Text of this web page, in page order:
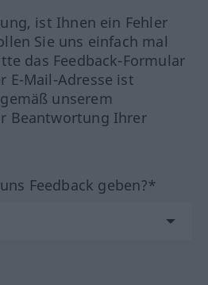
ist Ihnen ein Fehler
Sie uns einfach mal
das Feedback-Formular
E-Mail-Adresse ist
unserem
Beantwortung Ihrer
Feedback geben?*